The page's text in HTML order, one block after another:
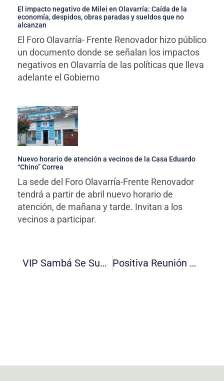
El impacto negativo de Milei en Olavarría: Caída de la
economía, despidos, obras paradas y sueldos que no
alcanzan
El Foro Olavarría- Frente Renovador hizo público
un documento donde se señalan los impactos
negativos en Olavarría de las políticas que lleva
adelante el Gobierno
Nuevo horario de atención a vecinos de la Casa Eduardo
“Chino” Correa
La sede del Foro Olavarría-Frente Renovador
tendrá a partir de abril nuevo horario de
atención, de mañana y tarde. Invitan a los
vecinos a participar.
VIP Sambá Se Suma A “La Previa Del Carnaval” Del Foro Olavarría Positiva Reunión De Trabajo Del Foro Olavarría – Frente Renovador